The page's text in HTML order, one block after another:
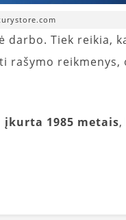
Tiek reikia,
reikmenys,
įkurta 1985 metais,